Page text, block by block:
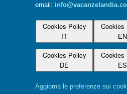
email:
Cookies Policy
IT
Cookies
EN
Cookies Policy
DE
Cookies
ES
Aggiorna le preferenze sui